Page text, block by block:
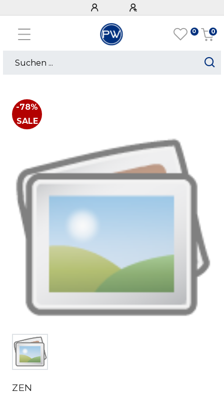
0 0
-78%
SALE
ZEN